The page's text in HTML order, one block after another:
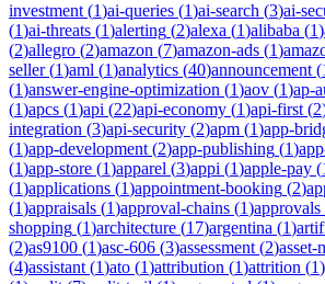
investment (1)ai-queries (1)ai-search (3)ai-
(1)ai-threats (1)alerting (2)alexa (1)alibaba (1)
(2)allegro (2)amazon (7)amazon-ads (1)
seller(1)aml (1)analytics (40)announcement (
(1)answer-engine-optimization (1)aov (1)ap-
(1)apcs (1)api (22)api-economy (1)api-first (2
integration (3)api-security (2)apm (1)app-
(1)app-development (2)app-publishing (1)
(1)app-store (1)apparel (3)appi (1)apple-pay (
(1)applications (1)appointment-booking (2)
(1)appraisals (1)approval-chains (1)approvals
shopping (1)architecture (17)argentina (1)
(2)as9100 (1)asc-606 (3)assessment (2)asset-
(4)assistant (1)ato (1)attribution (1)attrition (1)